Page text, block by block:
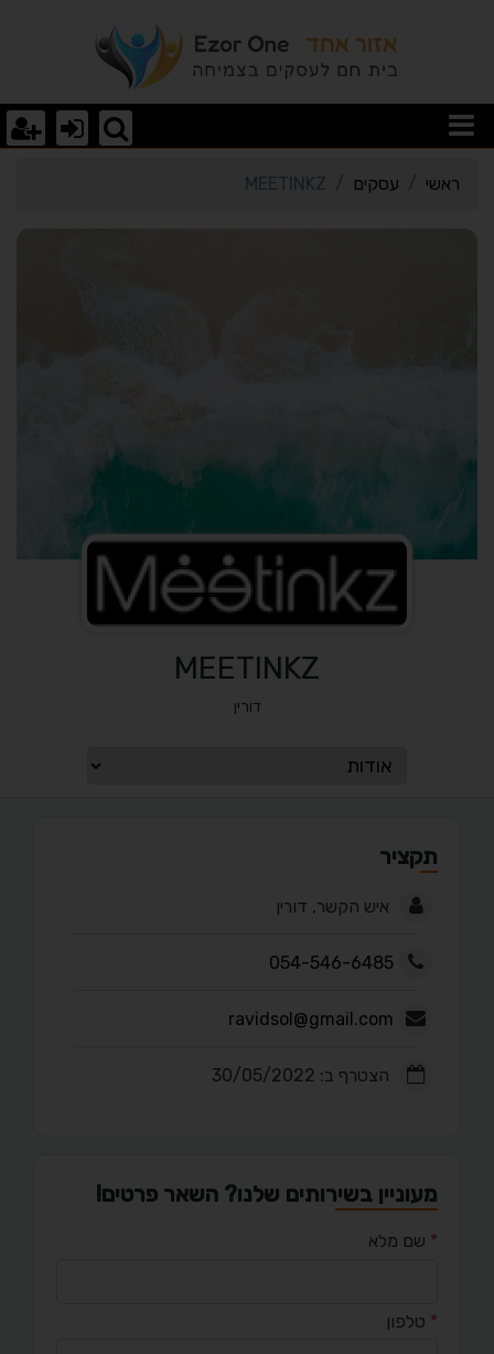
פרטי כרטיס העסק MEETINKZ
ראשי עסקים MEETINKZ
MEETINKZ
דורין
תקציר
איש הקשר, דורין
054-546-6485
ravidsol@gmail.com
הצטרף ב: 30/05/2022
מעוניין בשירותים שלנו? השאר פרטים!
* שם מלא
* טלפון